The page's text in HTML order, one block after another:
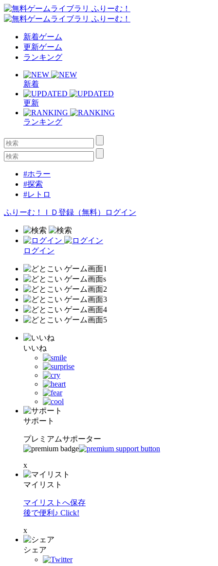
新着ゲーム
更新ゲーム
ランキング
新着
更新
ランキング
#ホラー
#探索
#レトロ
ふりーむ！ＩＤ登録（無料） ログイン
ログイン
いいね
サポート
プレミアムサポーター
x
マイリスト
マイリストへ保存
後で便利♪ Click!
x
シェア